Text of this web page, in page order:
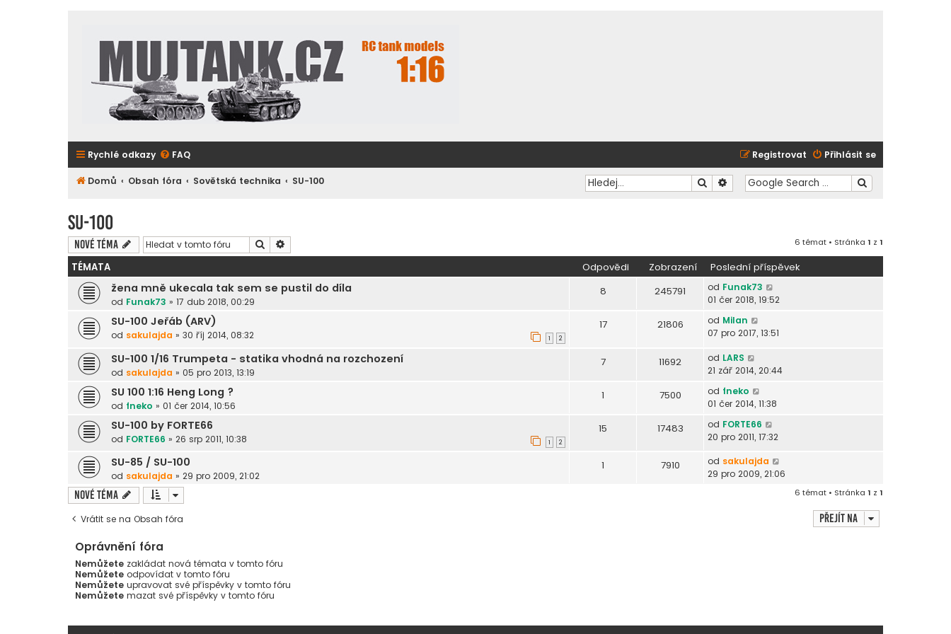
Rychlé odkazy FAQ Přihlásit se
Registrovat
Domů Obsah fóra Sovětská technika SU-100 Hledat Pokročilé hledání
SU-100
Nové téma Hledat 6 témat • Stránka 1 z 1
TÉMATA Odpovědi Zobrazení Poslední příspěvek
žena mně ukecala tak sem se pustil do díla
od Funak73 » 17 dub 2018, 00:29
8 245791 od Funak73
01 čer 2018, 19:52
SU-100 Jeřáb (ARV)
od sakulajda » 30 říj 2014, 08:32 1 2
17 21806 od Milan
07 pro 2017, 13:51
SU-100 1/16 Trumpeta - statika vhodná na rozchození
od sakulajda » 05 pro 2013, 13:19
7 11692 od LARS
21 zář 2014, 20:44
SU 100 1:16 Heng Long ?
od fneko » 01 čer 2014, 10:56
1 7500 od fneko
01 čer 2014, 11:38
SU-100 by FORTE66
od FORTE66 » 26 srp 2011, 10:38 1 2
15 17483 od FORTE66
20 pro 2011, 17:32
SU-85 / SU-100
od sakulajda » 29 pro 2009, 21:02
1 7910 od sakulajda
29 pro 2009, 21:06
Nové téma 6 témat • Stránka 1 z 1
Vrátit se na Obsah fóra Přejít na
Oprávnění fóra
Nemůžete zakládat nová témata v tomto fóru
Nemůžete odpovídat v tomto fóru
Nemůžete upravovat své příspěvky v tomto fóru
Nemůžete mazat své příspěvky v tomto fóru